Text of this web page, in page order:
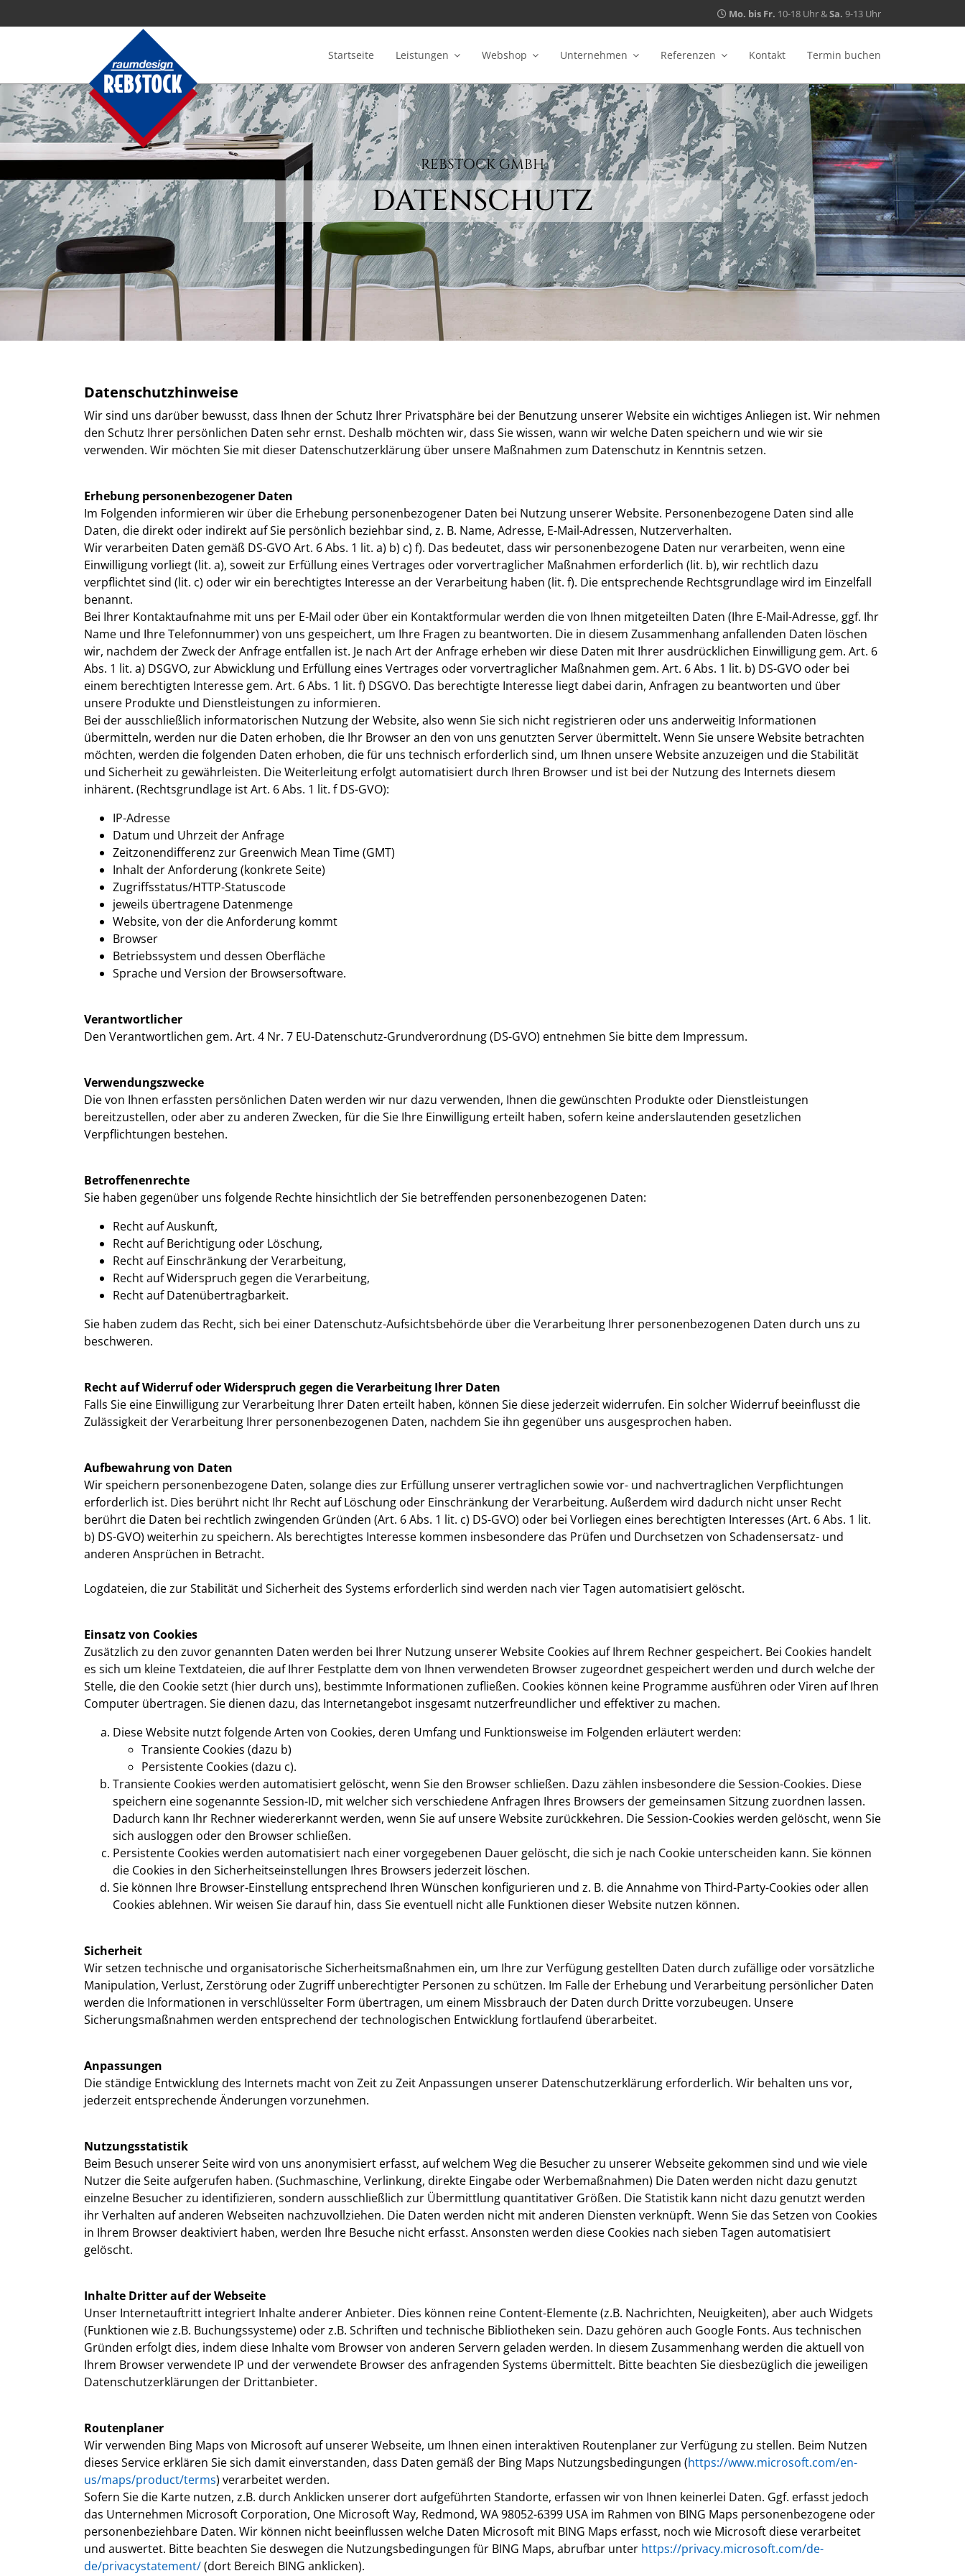
Mo. bis Fr. 10-18 Uhr &Sa. 9-13 Uhr
Startseite Leistungen Webshop Unternehmen Referenzen Kontakt Termin buchen
REBSTOCK GMBH
DATENSCHUTZ
Datenschutzhinweise
Wir sind uns darüber bewusst, dass Ihnen der Schutz Ihrer Privatsphäre bei der Benutzung unserer Website ein wichtiges Anliegen ist. Wir nehmen
den Schutz Ihrer persönlichen Daten sehr ernst. Deshalb möchten wir, dass Sie wissen, wann wir welche Daten speichern und wie wir sie
verwenden. Wir möchten Sie mit dieser Datenschutzerklärung über unsere Maßnahmen zum Datenschutz in Kenntnis setzen.
Erhebung personenbezogener Daten
Im Folgenden informieren wir über die Erhebung personenbezogener Daten bei Nutzung unserer Website. Personenbezogene Daten sind alle
Daten, die direkt oder indirekt auf Sie persönlich beziehbar sind, z. B. Name, Adresse, E-Mail-Adressen, Nutzerverhalten.
Wir verarbeiten Daten gemäß DS-GVO Art. 6 Abs. 1 lit. a) b) c) f). Das bedeutet, dass wir personenbezogene Daten nur verarbeiten, wenn eine
Einwilligung vorliegt (lit. a), soweit zur Erfüllung eines Vertrages oder vorvertraglicher Maßnahmen erforderlich (lit. b), wir rechtlich dazu
verpflichtet sind (lit. c) oder wir ein berechtigtes Interesse an der Verarbeitung haben (lit. f). Die entsprechende Rechtsgrundlage wird im Einzelfall
benannt.
Bei Ihrer Kontaktaufnahme mit uns per E-Mail oder über ein Kontaktformular werden die von Ihnen mitgeteilten Daten (Ihre E-Mail-Adresse, ggf. Ihr
Name und Ihre Telefonnummer) von uns gespeichert, um Ihre Fragen zu beantworten. Die in diesem Zusammenhang anfallenden Daten löschen
wir, nachdem der Zweck der Anfrage entfallen ist. Je nach Art der Anfrage erheben wir diese Daten mit Ihrer ausdrücklichen Einwilligung gem. Art. 6
Abs. 1 lit. a) DSGVO, zur Abwicklung und Erfüllung eines Vertrages oder vorvertraglicher Maßnahmen gem. Art. 6 Abs. 1 lit. b) DS-GVO oder bei
einem berechtigten Interesse gem. Art. 6 Abs. 1 lit. f) DSGVO. Das berechtigte Interesse liegt dabei darin, Anfragen zu beantworten und über
unsere Produkte und Dienstleistungen zu informieren.
Bei der ausschließlich informatorischen Nutzung der Website, also wenn Sie sich nicht registrieren oder uns anderweitig Informationen
übermitteln, werden nur die Daten erhoben, die Ihr Browser an den von uns genutzten Server übermittelt. Wenn Sie unsere Website betrachten
möchten, werden die folgenden Daten erhoben, die für uns technisch erforderlich sind, um Ihnen unsere Website anzuzeigen und die Stabilität
und Sicherheit zu gewährleisten. Die Weiterleitung erfolgt automatisiert durch Ihren Browser und ist bei der Nutzung des Internets diesem
inhärent. (Rechtsgrundlage ist Art. 6 Abs. 1 lit. f DS-GVO):
IP-Adresse
Datum und Uhrzeit der Anfrage
Zeitzonendifferenz zur Greenwich Mean Time (GMT)
Inhalt der Anforderung (konkrete Seite)
Zugriffsstatus/HTTP-Statuscode
jeweils übertragene Datenmenge
Website, von der die Anforderung kommt
Browser
Betriebssystem und dessen Oberfläche
Sprache und Version der Browsersoftware.
Verantwortlicher
Den Verantwortlichen gem. Art. 4 Nr. 7 EU-Datenschutz-Grundverordnung (DS-GVO) entnehmen Sie bitte dem Impressum.
Verwendungszwecke
Die von Ihnen erfassten persönlichen Daten werden wir nur dazu verwenden, Ihnen die gewünschten Produkte oder Dienstleistungen
bereitzustellen, oder aber zu anderen Zwecken, für die Sie Ihre Einwilligung erteilt haben, sofern keine anderslautenden gesetzlichen
Verpflichtungen bestehen.
Betroffenenrechte
Sie haben gegenüber uns folgende Rechte hinsichtlich der Sie betreffenden personenbezogenen Daten:
Recht auf Auskunft,
Recht auf Berichtigung oder Löschung,
Recht auf Einschränkung der Verarbeitung,
Recht auf Widerspruch gegen die Verarbeitung,
Recht auf Datenübertragbarkeit.
Sie haben zudem das Recht, sich bei einer Datenschutz-Aufsichtsbehörde über die Verarbeitung Ihrer personenbezogenen Daten durch uns zu
beschweren.
Recht auf Widerruf oder Widerspruch gegen die Verarbeitung Ihrer Daten
Falls Sie eine Einwilligung zur Verarbeitung Ihrer Daten erteilt haben, können Sie diese jederzeit widerrufen. Ein solcher Widerruf beeinflusst die
Zulässigkeit der Verarbeitung Ihrer personenbezogenen Daten, nachdem Sie ihn gegenüber uns ausgesprochen haben.
Aufbewahrung von Daten
Wir speichern personenbezogene Daten, solange dies zur Erfüllung unserer vertraglichen sowie vor- und nachvertraglichen Verpflichtungen
erforderlich ist. Dies berührt nicht Ihr Recht auf Löschung oder Einschränkung der Verarbeitung. Außerdem wird dadurch nicht unser Recht
berührt die Daten bei rechtlich zwingenden Gründen (Art. 6 Abs. 1 lit. c) DS-GVO) oder bei Vorliegen eines berechtigten Interesses (Art. 6 Abs. 1 lit.
b) DS-GVO) weiterhin zu speichern. Als berechtigtes Interesse kommen insbesondere das Prüfen und Durchsetzen von Schadensersatz- und
anderen Ansprüchen in Betracht.
Logdateien, die zur Stabilität und Sicherheit des Systems erforderlich sind werden nach vier Tagen automatisiert gelöscht.
Einsatz von Cookies
Zusätzlich zu den zuvor genannten Daten werden bei Ihrer Nutzung unserer Website Cookies auf Ihrem Rechner gespeichert. Bei Cookies handelt
es sich um kleine Textdateien, die auf Ihrer Festplatte dem von Ihnen verwendeten Browser zugeordnet gespeichert werden und durch welche der
Stelle, die den Cookie setzt (hier durch uns), bestimmte Informationen zufließen. Cookies können keine Programme ausführen oder Viren auf Ihren
Computer übertragen. Sie dienen dazu, das Internetangebot insgesamt nutzerfreundlicher und effektiver zu machen.
Diese Website nutzt folgende Arten von Cookies, deren Umfang und Funktionsweise im Folgenden erläutert werden:
Transiente Cookies (dazu b)
Persistente Cookies (dazu c).
Transiente Cookies werden automatisiert gelöscht, wenn Sie den Browser schließen. Dazu zählen insbesondere die Session-Cookies. Diese
speichern eine sogenannte Session-ID, mit welcher sich verschiedene Anfragen Ihres Browsers der gemeinsamen Sitzung zuordnen lassen.
Dadurch kann Ihr Rechner wiedererkannt werden, wenn Sie auf unsere Website zurückkehren. Die Session-Cookies werden gelöscht, wenn Sie
sich ausloggen oder den Browser schließen.
Persistente Cookies werden automatisiert nach einer vorgegebenen Dauer gelöscht, die sich je nach Cookie unterscheiden kann. Sie können
die Cookies in den Sicherheitseinstellungen Ihres Browsers jederzeit löschen.
Sie können Ihre Browser-Einstellung entsprechend Ihren Wünschen konfigurieren und z. B. die Annahme von Third-Party-Cookies oder allen
Cookies ablehnen. Wir weisen Sie darauf hin, dass Sie eventuell nicht alle Funktionen dieser Website nutzen können.
Sicherheit
Wir setzen technische und organisatorische Sicherheitsmaßnahmen ein, um Ihre zur Verfügung gestellten Daten durch zufällige oder vorsätzliche
Manipulation, Verlust, Zerstörung oder Zugriff unberechtigter Personen zu schützen. Im Falle der Erhebung und Verarbeitung persönlicher Daten
werden die Informationen in verschlüsselter Form übertragen, um einem Missbrauch der Daten durch Dritte vorzubeugen. Unsere
Sicherungsmaßnahmen werden entsprechend der technologischen Entwicklung fortlaufend überarbeitet.
Anpassungen
Die ständige Entwicklung des Internets macht von Zeit zu Zeit Anpassungen unserer Datenschutzerklärung erforderlich. Wir behalten uns vor,
jederzeit entsprechende Änderungen vorzunehmen.
Nutzungsstatistik
Beim Besuch unserer Seite wird von uns anonymisiert erfasst, auf welchem Weg die Besucher zu unserer Webseite gekommen sind und wie viele
Nutzer die Seite aufgerufen haben. (Suchmaschine, Verlinkung, direkte Eingabe oder Werbemaßnahmen) Die Daten werden nicht dazu genutzt
einzelne Besucher zu identifizieren, sondern ausschließlich zur Übermittlung quantitativer Größen. Die Statistik kann nicht dazu genutzt werden
ihr Verhalten auf anderen Webseiten nachzuvollziehen. Die Daten werden nicht mit anderen Diensten verknüpft. Wenn Sie das Setzen von Cookies
in Ihrem Browser deaktiviert haben, werden Ihre Besuche nicht erfasst. Ansonsten werden diese Cookies nach sieben Tagen automatisiert
gelöscht.
Inhalte Dritter auf der Webseite
Unser Internetauftritt integriert Inhalte anderer Anbieter. Dies können reine Content-Elemente (z.B. Nachrichten, Neuigkeiten), aber auch Widgets
(Funktionen wie z.B. Buchungssysteme) oder z.B. Schriften und technische Bibliotheken sein. Dazu gehören auch Google Fonts. Aus technischen
Gründen erfolgt dies, indem diese Inhalte vom Browser von anderen Servern geladen werden. In diesem Zusammenhang werden die aktuell von
Ihrem Browser verwendete IP und der verwendete Browser des anfragenden Systems übermittelt. Bitte beachten Sie diesbezüglich die jeweiligen
Datenschutzerklärungen der Drittanbieter.
Routenplaner
Wir verwenden Bing Maps von Microsoft auf unserer Webseite, um Ihnen einen interaktiven Routenplaner zur Verfügung zu stellen. Beim Nutzen
dieses Service erklären Sie sich damit einverstanden, dass Daten gemäß der Bing Maps Nutzungsbedingungen (https://www.microsoft.com/en-
us/maps/product/terms) verarbeitet werden.
Sofern Sie die Karte nutzen, z.B. durch Anklicken unserer dort aufgeführten Standorte, erfassen wir von Ihnen keinerlei Daten. Ggf. erfasst jedoch
das Unternehmen Microsoft Corporation, One Microsoft Way, Redmond, WA 98052-6399 USA im Rahmen von BING Maps personenbezogene oder
personenbeziehbare Daten. Wir können nicht beeinflussen welche Daten Microsoft mit BING Maps erfasst, noch wie Microsoft diese verarbeitet
und auswertet. Bitte beachten Sie deswegen die Nutzungsbedingungen für BING Maps, abrufbar unter https://privacy.microsoft.com/de-
de/privacystatement/(dort Bereich BING anklicken).